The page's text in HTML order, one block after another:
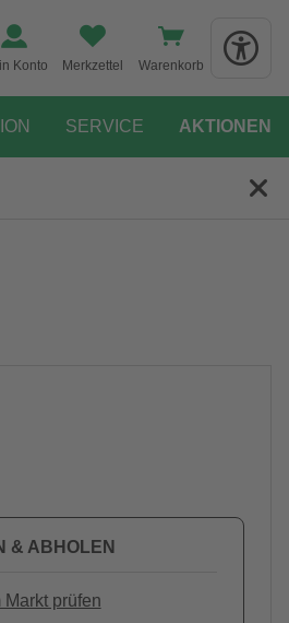
Konto Merkzettel Warenkorb
SERVICE AKTIONEN
& ABHOLEN
prüfen